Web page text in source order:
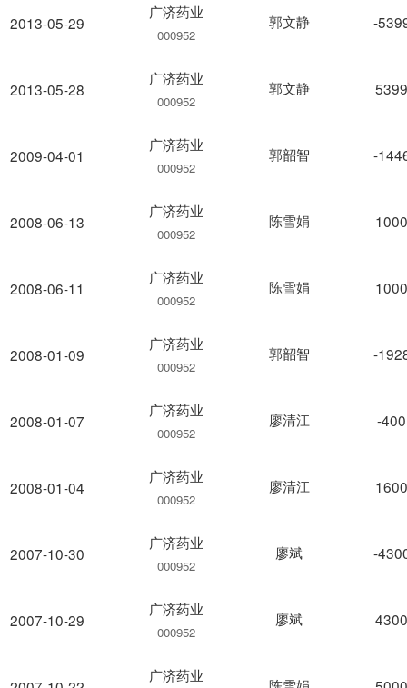
2013-05-29
2013-05-28
2009-04-01
2008-06-13
2008-06-11
2008-01-09
2008-01-07
2008-01-04
2007-10-30
2007-10-29
广济药业
000952
郭文静 -
广济药业
000952
郭文静
广济药业
000952
郭韶智 -
广济药业
000952
陈雪娟
广济药业
000952
陈雪娟
广济药业
000952
郭韶智 -
广济药业
000952
廖清江 -
广济药业
000952
廖清江
广济药业
000952
廖斌 -
广济药业
000952
廖斌
广济药业